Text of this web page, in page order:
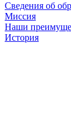
Сведения об
Миссия
Наши
История